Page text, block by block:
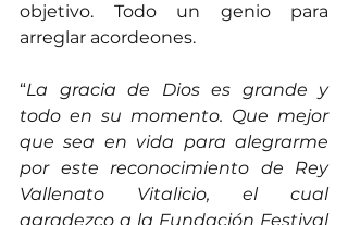
objetivo. Todo un genio para
arreglar acordeones.
“La gracia de Dios es grande y
todo en su momento. Que mejor
que sea en vida para alegrarme
por este reconocimiento de Rey
Vallenato Vitalicio, el cual
agradezco a la Fundación Festival